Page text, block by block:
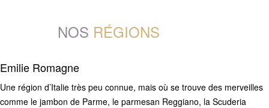
NOS RÉGIONS
Emilie Romagne
Une région d’Italie très peu connue, mais où se trouve des merveilles
comme le jambon de Parme, le parmesan Reggiano, la Scuderia